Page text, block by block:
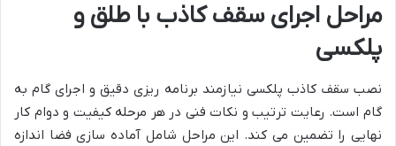
مراحل اجرای سقف کاذب با طلق و
پلکسی
نصب سقف کاذب پلکسی نیازمند برنامه ریزی دقیق و اجرای گام به
گام است. رعایت ترتیب و نکات فنی در هر مرحله کیفیت و دوام کار
نهایی را تضمین می کند. این مراحل شامل آماده سازی فضا اندازه